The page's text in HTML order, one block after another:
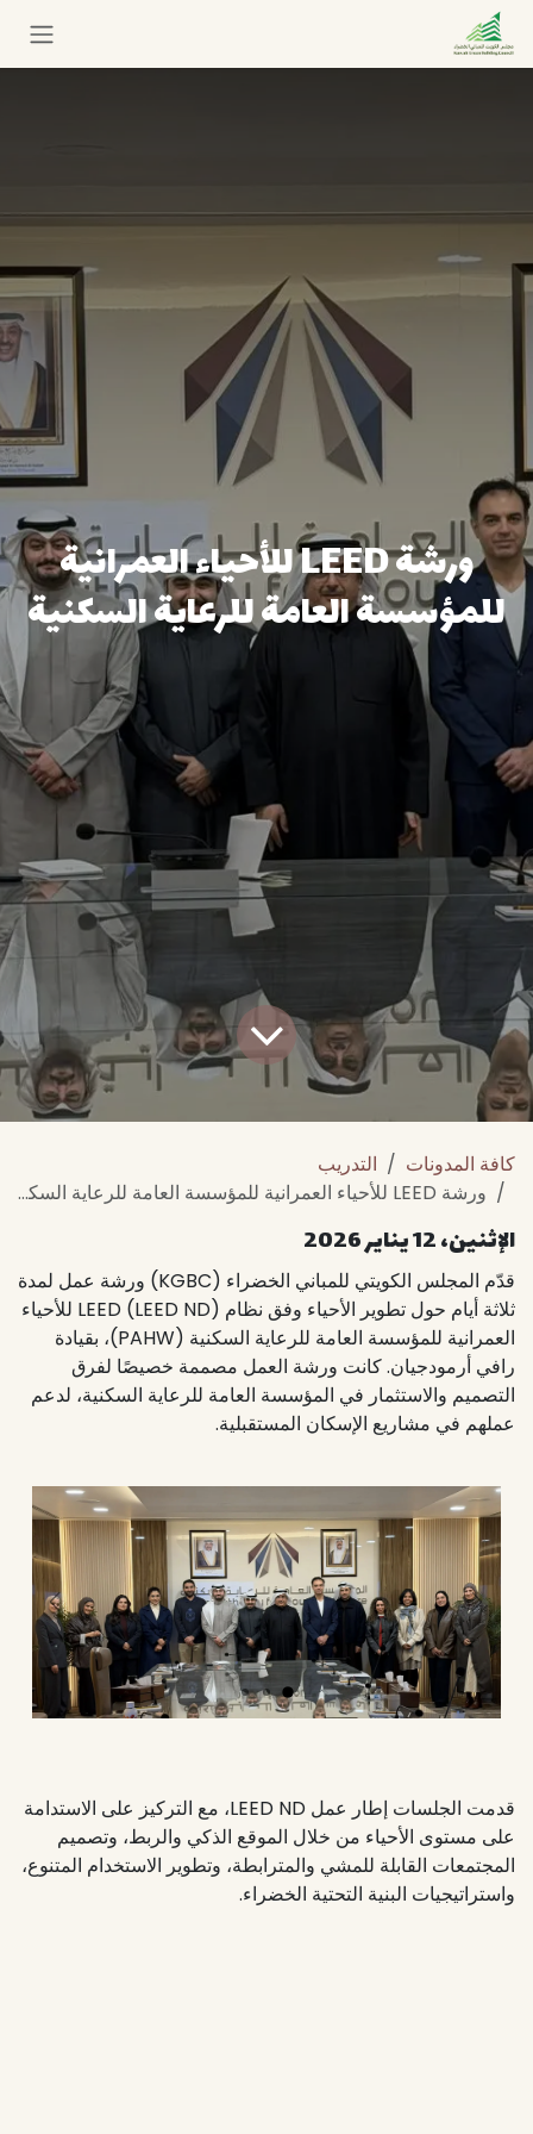
تخطي للذهاب إلى المحتوى
ورشة LEED للأحياء العمرانية
للمؤسسة العامة للرعاية السكنية
كافة المدونات
التدريب
ورشة LEED للأحياء العمرانية للمؤسسة العامة للرعاية السكنية
الإثنين، 12 يناير 2026
قدّم المجلس الكويتي للمباني الخضراء (KGBC) ورشة عمل لمدة
ثلاثة أيام حول تطوير الأحياء وفق نظام LEED (LEED ND) للأحياء
العمرانية للمؤسسة العامة للرعاية السكنية (PAHW)، بقيادة
رافي أرمودجيان. كانت ورشة العمل مصممة خصيصًا لفرق
التصميم والاستثمار في المؤسسة العامة للرعاية السكنية، لدعم
عملهم في مشاريع الإسكان المستقبلية.
Previous
Next
قدمت الجلسات إطار عمل LEED ND، مع التركيز على الاستدامة
على مستوى الأحياء من خلال الموقع الذكي والربط، وتصميم
المجتمعات القابلة للمشي والمترابطة، وتطوير الاستخدام المتنوع،
واستراتيجيات البنية التحتية الخضراء.